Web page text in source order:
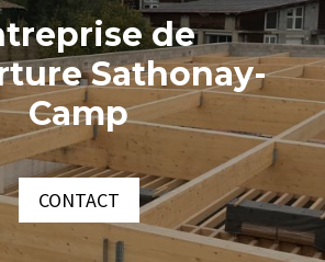
de
Sathonay-
Camp
CONTACT